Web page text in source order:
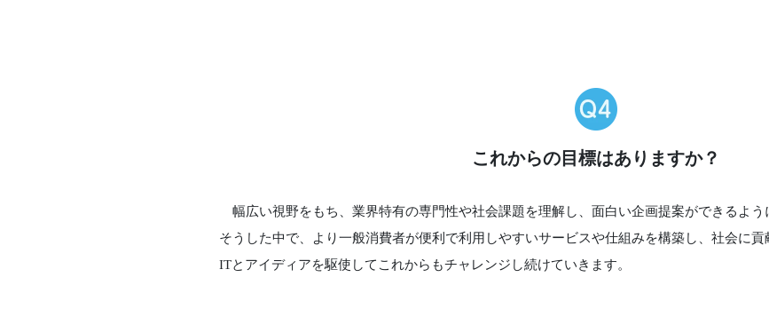
これからの目標はありますか？
幅広い視野をもち、業界特有の専門性や社会課題を理解し、面白い企画提案ができるよう
そうした中で、より一般消費者が便利で利用しやすいサービスや仕組みを構築し、社会に貢
ITとアイディアを駆使してこれからもチャレンジし続けていきます。